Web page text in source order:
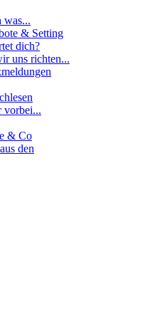
was...
& Setting
dich?
uns richten...
vorbei...
& Co
den